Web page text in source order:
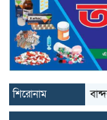
শিরোনাম বান্দরবানে